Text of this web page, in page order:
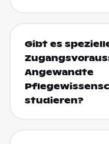
Gibt es
Angewandte
studieren?